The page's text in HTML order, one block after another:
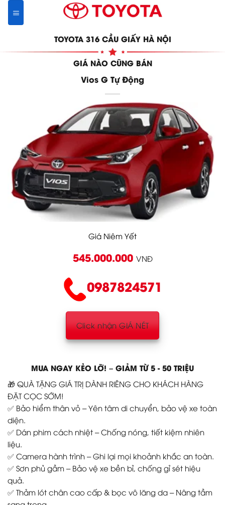
Skip
content
TOYOTA 316 CẦU GIẤY HÀ NỘI
GIÁ NÀO CŨNG BÁN
Vios G Tự Động
Giá Niêm Yết
545.000.000 VNĐ
0987824571
Click nhận GIÁ NÉT
MUA NGAY KẺO LỠ! – GIẢM TỪ 5 - 50 TRIỆU
🎁 QUÀ TẶNG GIÁ TRỊ DÀNH RIÊNG CHO KHÁCH HÀNG
ĐẶT CỌC SỚM!
✅ Bảo hiểm thân vỏ – Yên tâm di chuyển, bảo vệ xe toàn
diện.
✅ Dán phim cách nhiệt – Chống nóng, tiết kiệm nhiên
liệu.
✅ Camera hành trình – Ghi lại mọi khoảnh khắc an toàn.
✅ Sơn phủ gầm – Bảo vệ xe bền bỉ, chống gỉ sét hiệu
quả.
✅ Thảm lót chân cao cấp & bọc vô lăng da – Nâng tầm